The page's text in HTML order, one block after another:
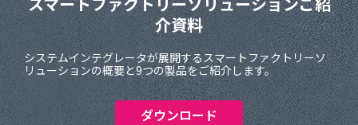
介資料
システムインテグレータが展開するスマートファクトリーソ
リューションの概要と9つの製品をご紹介します。
ダウンロード